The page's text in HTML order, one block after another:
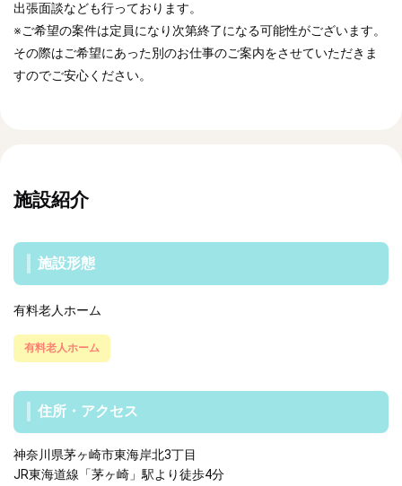
出張面談なども行っております。
※ご希望の案件は定員になり次第終了になる可能性がございます。
その際はご希望にあった別のお仕事のご案内をさせていただきま
すのでご安心ください。
施設紹介
施設形態
有料老人ホーム
有料老人ホーム
住所・アクセス
神奈川県茅ヶ崎市東海岸北3丁目
JR東海道線「茅ヶ崎」駅より徒歩4分